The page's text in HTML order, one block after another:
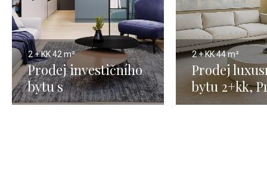
2 + KK42 m²
Prodej investičního
bytu s
předzahrádkou -
2 + KK44 m²
Prodej
bytu 2+kk,
Staré město